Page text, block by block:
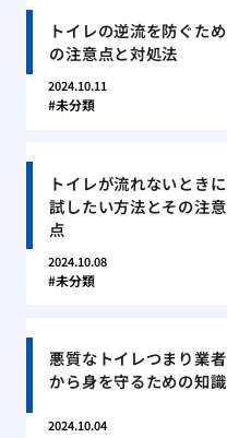
トイレの逆流を防ぐため
の注意点と対処法
2024.10.11
未分類
トイレが流れないときに
試したい方法とその注意
点
2024.10.08
未分類
悪質なトイレつまり業者
から身を守るための知識
2024.10.04